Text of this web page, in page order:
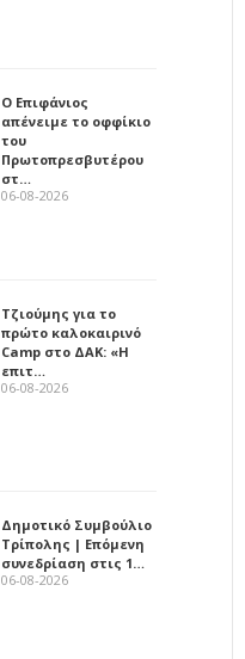
Ο Επιφάνιος
απένειμε το οφφίκιο
του
Πρωτοπρεσβυτέρου
στ…
06-08-2026
Τζιούμης για το
πρώτο καλοκαιρινό
Camp στο ΔΑΚ: «Η
επιτ…
06-08-2026
Δημοτικό Συμβούλιο
Τρίπολης | Επόμενη
συνεδρίαση στις 1…
06-08-2026